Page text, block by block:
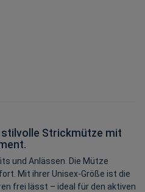
stilvolle Strickmütze mit
und Anlässen. Die Mütze
Mit ihrer Unisex-Größe ist die
frei lässt – ideal für den aktiven